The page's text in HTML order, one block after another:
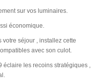
sur vos luminaires.
économique.
séjour , installez cette
avec son culot.
éclaire les recoins stratégiques ,